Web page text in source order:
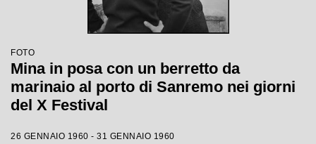
FOTO
Mina in posa con un berretto da
marinaio al porto di Sanremo nei giorni
del X Festival
26 GENNAIO 1960 - 31 GENNAIO 1960